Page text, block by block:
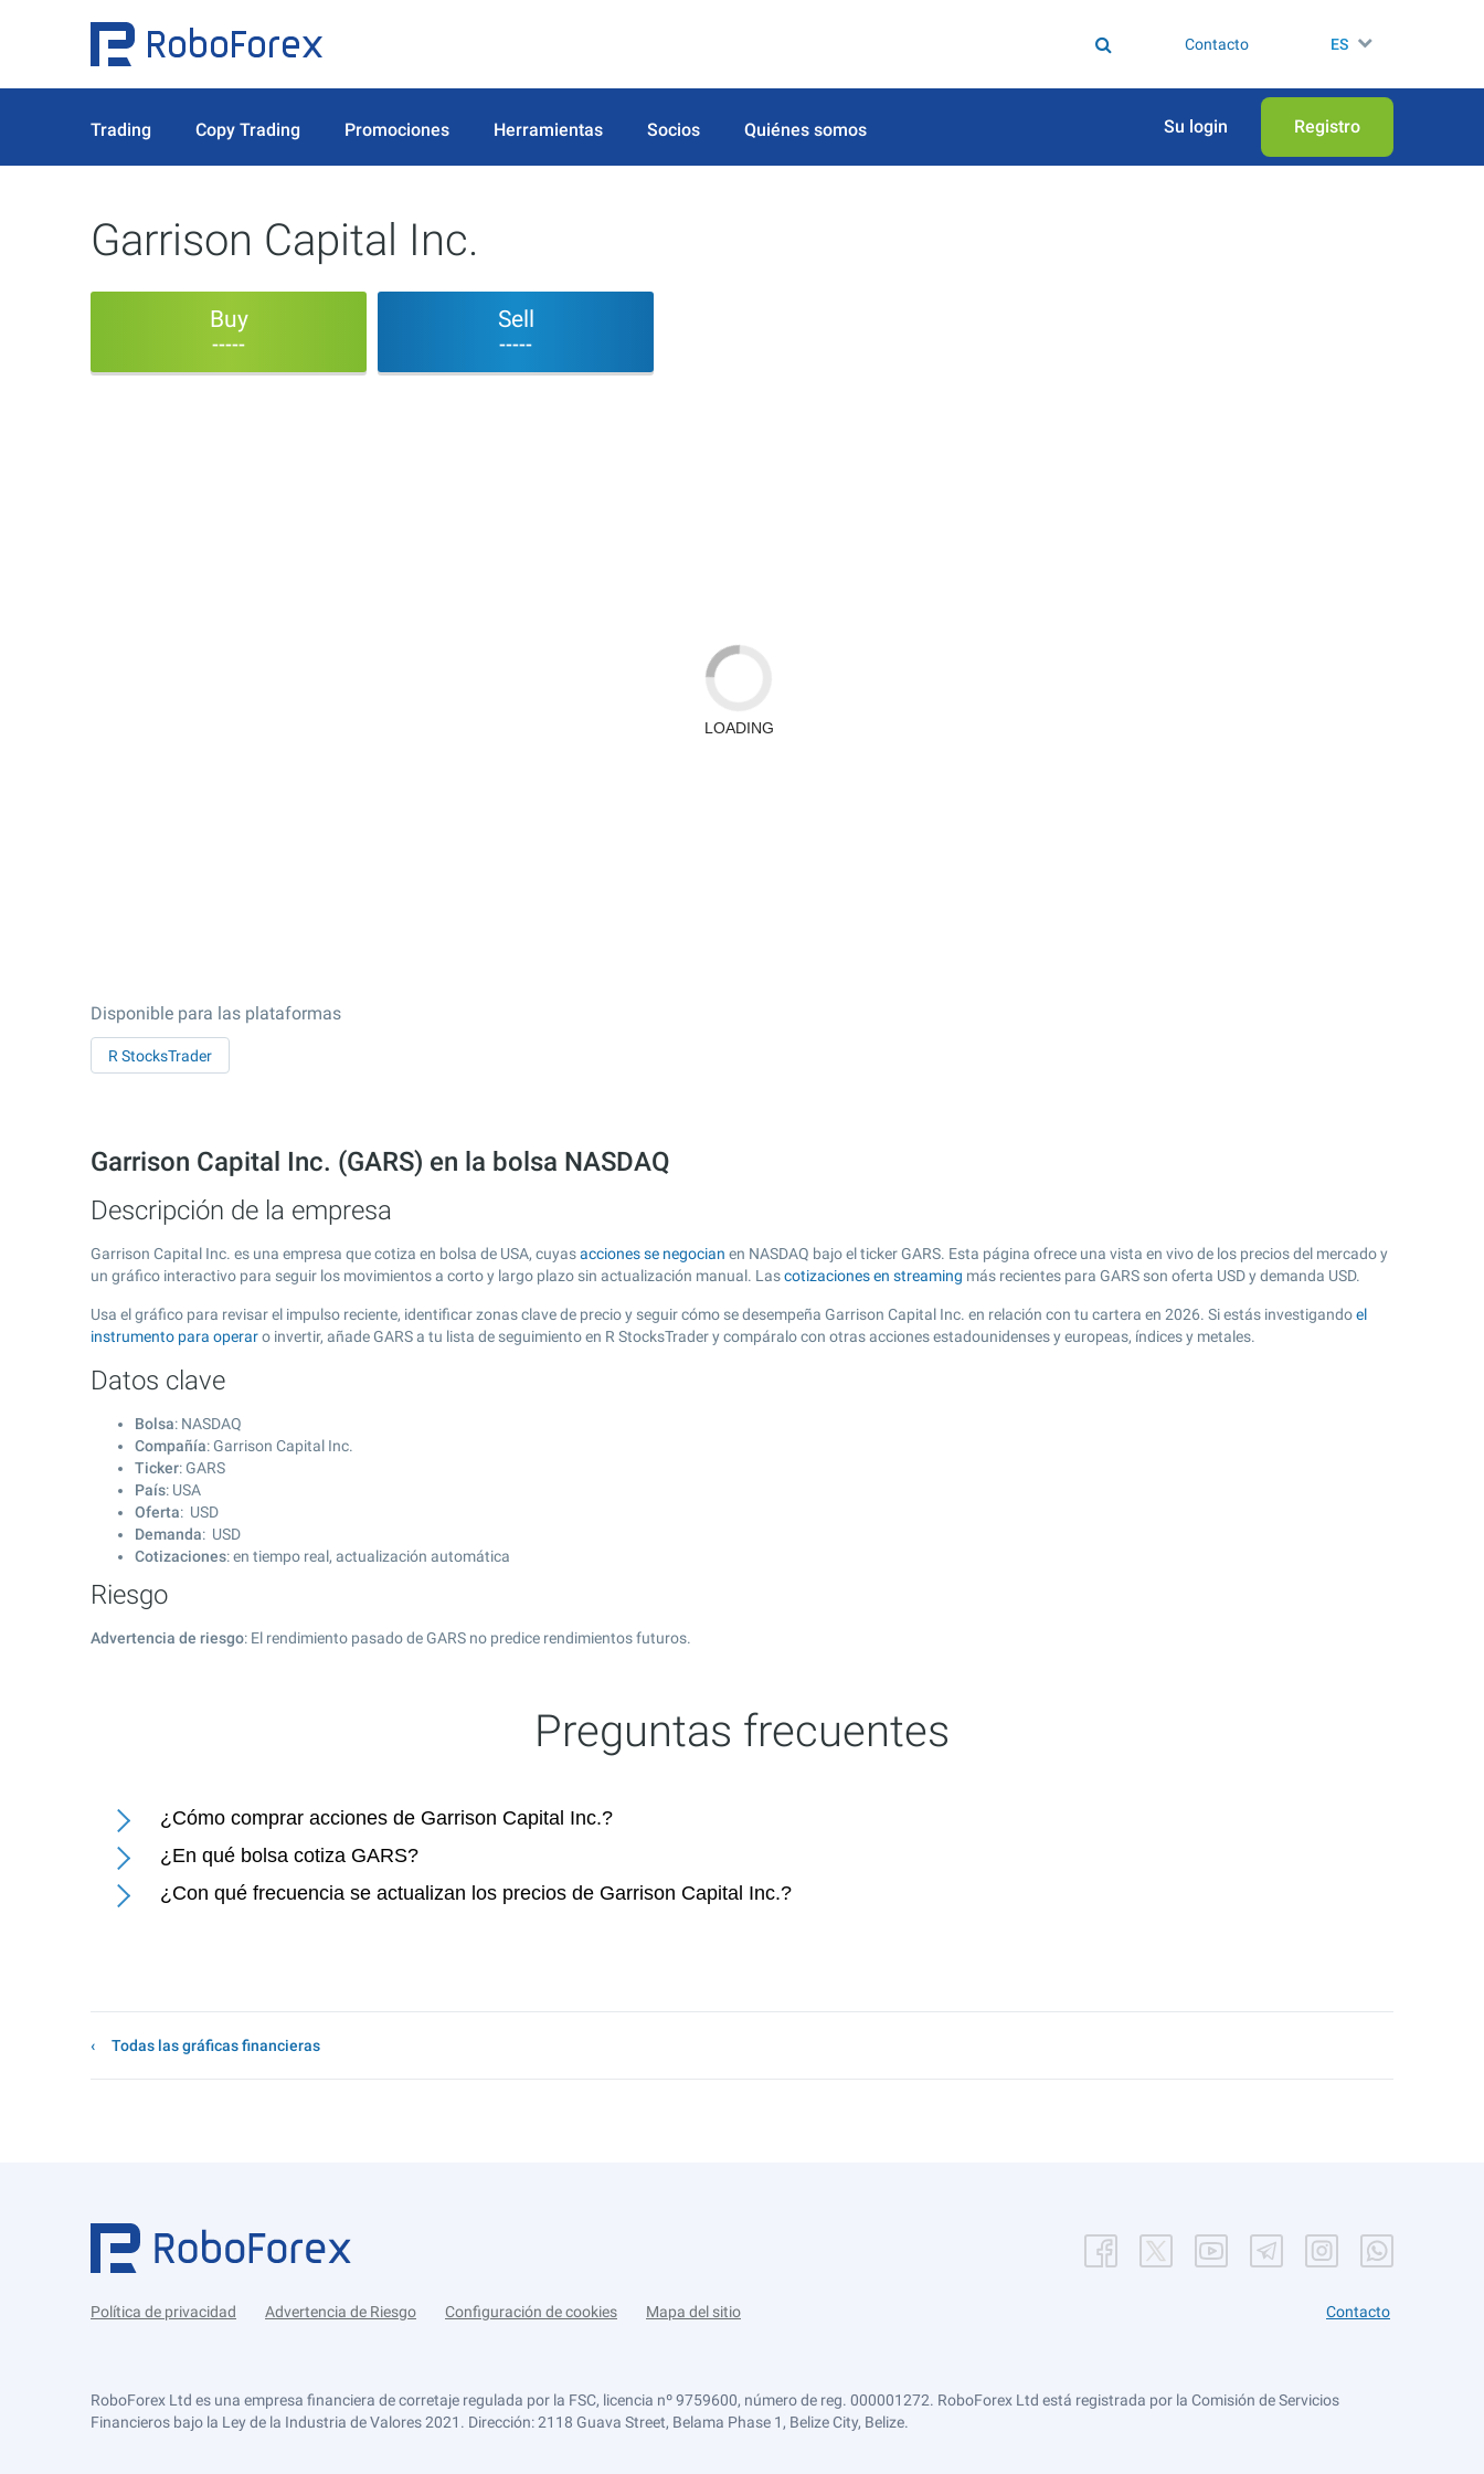
Contacto ES
Trading Copy Trading Promociones Herramientas Socios Quiénes somos Su login Registro
Garrison Capital Inc.
Buy
-----
Sell
-----
Disponible para las plataformas
R StocksTrader
Garrison Capital Inc. (GARS) en la bolsa NASDAQ
Descripción de la empresa
Garrison Capital Inc. es una empresa que cotiza en bolsa de USA, cuyasacciones se negocian en NASDAQ bajo el ticker GARS. Esta página ofrece una vista en vivo de los precios del mercado y
un gráfico interactivo para seguir los movimientos a corto y largo plazo sin actualización manual. Lascotizaciones en streaming más recientes para GARS son oferta USD y demanda USD.
Usa el gráfico para revisar el impulso reciente, identificar zonas clave de precio y seguir cómo se desempeña Garrison Capital Inc. en relación con tu cartera en 2026. Si estás investigandoel
instrumento para operaro invertir, añade GARS a tu lista de seguimiento en R StocksTrader y compáralo con otras acciones estadounidenses y europeas, índices y metales.
Datos clave
Bolsa: NASDAQ
Compañía: Garrison Capital Inc.
Ticker: GARS
País: USA
Oferta: USD
Demanda: USD
Cotizaciones: en tiempo real, actualización automática
Riesgo
Advertencia de riesgo: El rendimiento pasado de GARS no predice rendimientos futuros.
Preguntas frecuentes
¿Cómo comprar acciones de Garrison Capital Inc.?
¿En qué bolsa cotiza GARS?
¿Con qué frecuencia se actualizan los precios de Garrison Capital Inc.?
Todas las gráficas financieras
Política de privacidad Advertencia de Riesgo Configuración de cookies Mapa del sitio Contacto
RoboForex Ltd es una empresa financiera de corretaje regulada por la FSC, licencia nº 9759600, número de reg. 000001272. RoboForex Ltd está registrada por la Comisión de Servicios
Financieros bajo la Ley de la Industria de Valores 2021. Dirección: 2118 Guava Street, Belama Phase 1, Belize City, Belize.